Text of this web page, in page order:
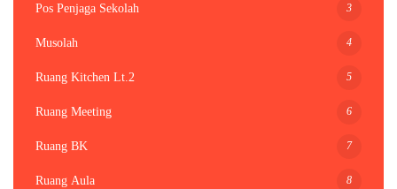
Pos Penjaga Sekolah 3
Musolah 4
Ruang Kitchen Lt.2 5
Ruang Meeting 6
Ruang BK 7
Ruang Aula 8